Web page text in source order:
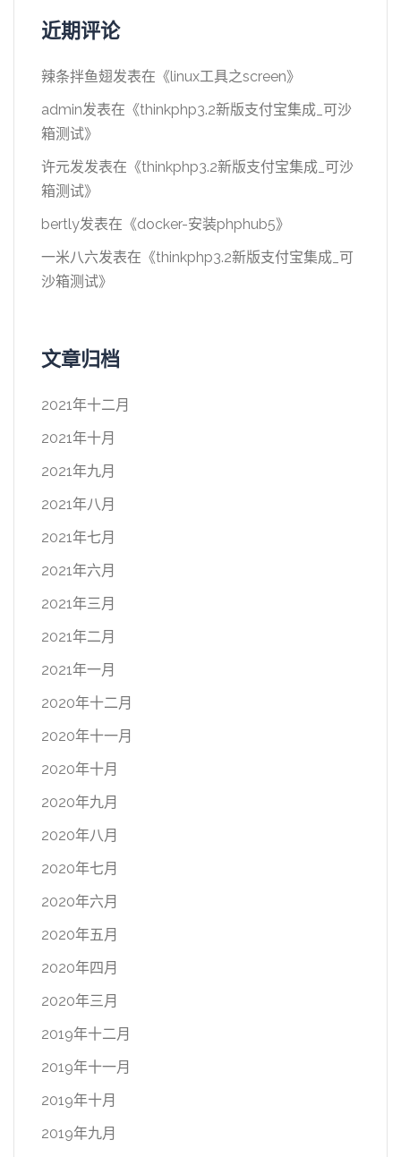
近期评论
辣条拌鱼翅发表在《linux工具之screen》
admin发表在《thinkphp3.2新版支付宝集成_可沙
箱测试》
许元发发表在《thinkphp3.2新版支付宝集成_可沙
箱测试》
bertly发表在《docker-安装phphub5》
一米八六发表在《thinkphp3.2新版支付宝集成_可
沙箱测试》
文章归档
2021年十二月
2021年十月
2021年九月
2021年八月
2021年七月
2021年六月
2021年三月
2021年二月
2021年一月
2020年十二月
2020年十一月
2020年十月
2020年九月
2020年八月
2020年七月
2020年六月
2020年五月
2020年四月
2020年三月
2019年十二月
2019年十一月
2019年十月
2019年九月